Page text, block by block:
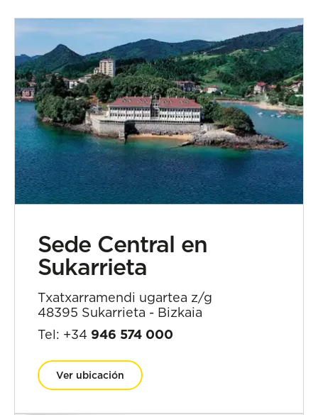
Sede Central en
Sukarrieta
Txatxarramendi ugartea z/g
48395 Sukarrieta - Bizkaia
Tel: +34 946 574 000
Ver ubicación